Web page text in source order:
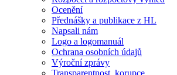
Ocenění
Přednášky a publikace z HL
Napsali nám
Logo a logomanuál
Ochrana osobních údajů
Výroční zprávy
Transparentnost, korupce